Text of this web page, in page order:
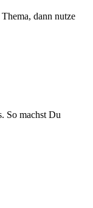
dann nutze
So machst Du